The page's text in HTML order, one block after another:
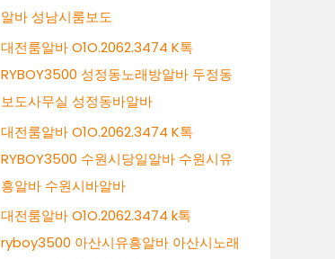
알바 성남시룸보도
대전룸알바 O1O.2062.3474 K톡
RYBOY3500 성정동노래방알바 두정동
보도사무실 성정동바알바
대전룸알바 O1O.2062.3474 K톡
RYBOY3500 수원시당일알바 수원시유
흥알바 수원시바알바
대전룸알바 O1O.2062.3474 k톡
ryboy3500 아산시유흥알바 아산시노래